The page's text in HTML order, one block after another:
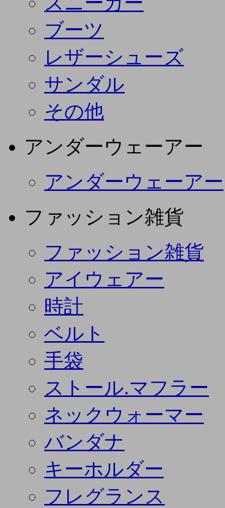
ブーツ
レザーシューズ
サンダル
その他
アンダーウェーアー
アンダーウェーアー
ファッション雑貨
ファッション雑貨
アイウェアー
時計
ベルト
手袋
ストール.マフラー
ネックウォーマー
バンダナ
キーホルダー
フレグランス